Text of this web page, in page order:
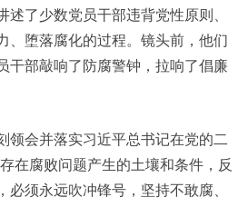
述了少数党员干部违背党性原则、
、堕落腐化的过程。镜头前，他们
干部敲响了防腐警钟，拉响了倡廉
会并落实习近平总书记在党的二
在腐败问题产生的土壤和条件，反
必须永远吹冲锋号，坚持不敢腐、